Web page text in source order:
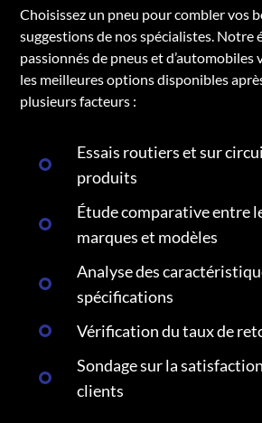
Choisissez un pneu pour combler vos
suggestions de nos spécialistes. Notre
passionnés de pneus et d’automobiles
les meilleures options disponibles
plusieurs facteurs :
Essais routiers et sur
produits
Étude comparative entre
marques et modèles
Analyse des
spécifications
Vérification du taux de
Sondage sur la
clients